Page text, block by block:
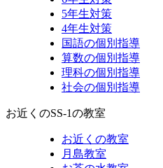
5年生対策
4年生対策
国語の個別指導
算数の個別指導
理科の個別指導
社会の個別指導
お近くのSS-1の教室
お近くの教室
月島教室